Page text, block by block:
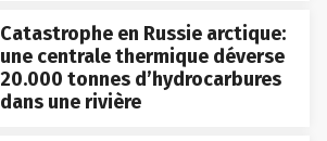
Catastrophe en Russie arctique:
une centrale thermique déverse
20.000 tonnes d’hydrocarbures
dans une rivière